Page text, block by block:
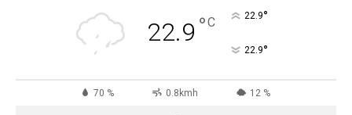
22.9 °C 22.9°
22.9°
70 % 0.8kmh 12 %